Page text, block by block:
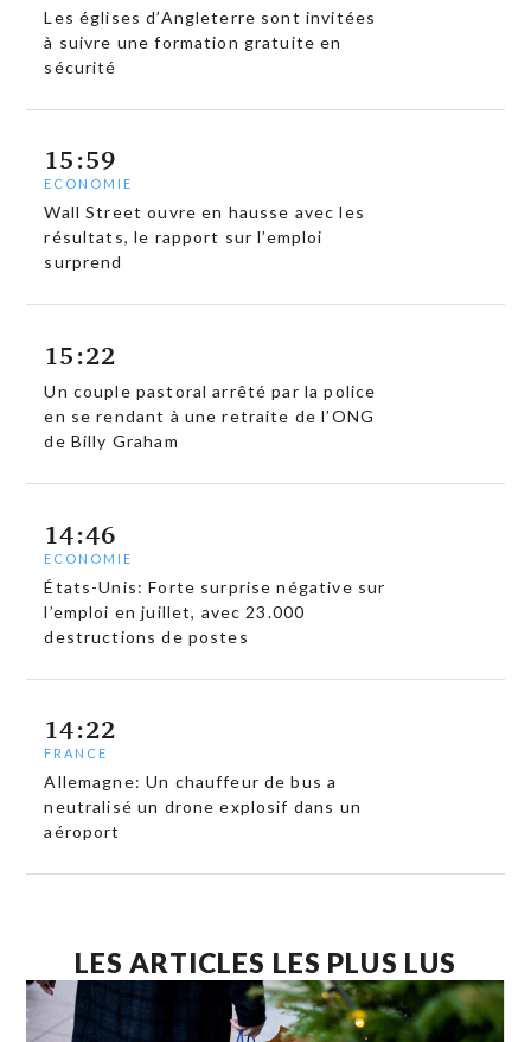
Les églises d’Angleterre sont invitées
à suivre une formation gratuite en
sécurité
15:59
ECONOMIE
Wall Street ouvre en hausse avec les
résultats, le rapport sur l’emploi
surprend
15:22
Un couple pastoral arrêté par la police
en se rendant à une retraite de l’ONG
de Billy Graham
14:46
ECONOMIE
États-Unis: Forte surprise négative sur
l’emploi en juillet, avec 23.000
destructions de postes
14:22
FRANCE
Allemagne: Un chauffeur de bus a
neutralisé un drone explosif dans un
aéroport
LES ARTICLES LES PLUS LUS